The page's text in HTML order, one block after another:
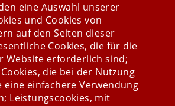
connected
eine Auswahl unserer
und Cookies von
auf den Seiten dieser
Cookies, die für die
Website erforderlich sind;
die bei der Nutzung
eine einfachere Verwendung
Leistungscookies, mit